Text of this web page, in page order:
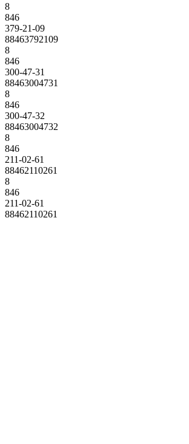
8
846
379-21-09
88463792109
8
846
300-47-31
88463004731
8
846
300-47-32
88463004732
8
846
211-02-61
88462110261
8
846
211-02-61
88462110261